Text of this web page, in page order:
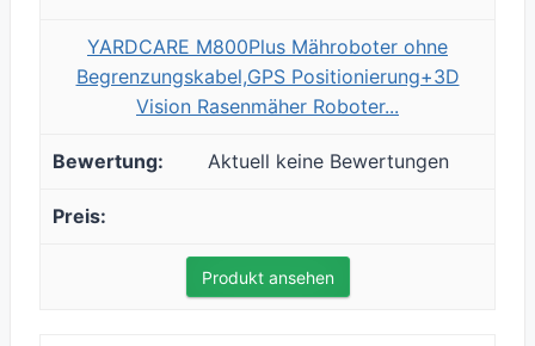
YARDCARE M800Plus Mähroboter ohne
Begrenzungskabel,GPS Positionierung+3D
Vision Rasenmäher Roboter...
Aktuell keine Bewertungen
Produkt ansehen